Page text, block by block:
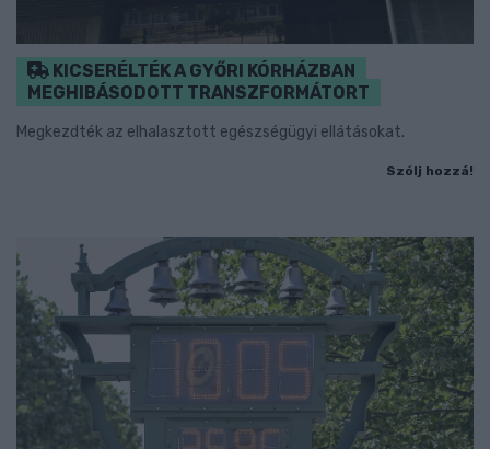
KICSERÉLTÉK A GYŐRI KÓRHÁZBAN
MEGHIBÁSODOTT TRANSZFORMÁTORT
Megkezdték az elhalasztott egészségügyi ellátásokat.
Szólj hozzá!